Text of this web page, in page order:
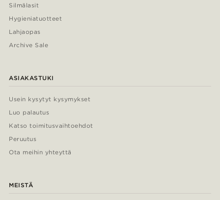
Silmälasit
Hygieniatuotteet
Lahjaopas
Archive Sale
ASIAKASTUKI
Usein kysytyt kysymykset
Luo palautus
Katso toimitusvaihtoehdot
Peruutus
Ota meihin yhteyttä
MEISTÄ